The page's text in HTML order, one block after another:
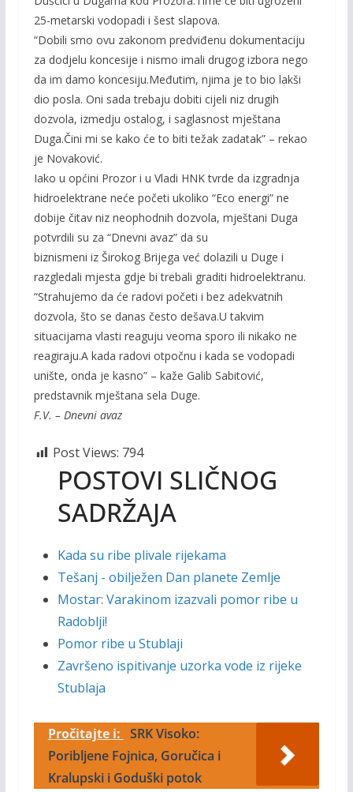
25-metarski vodopadi i šest slapova.
“Dobili smo ovu zakonom predviđenu dokumentaciju
za dodjelu koncesije i nismo imali drugog izbora nego
da im damo koncesiju.Međutim, njima je to bio lakši
dio posla. Oni sada trebaju dobiti cijeli niz drugih
dozvola, izmedju ostalog, i saglasnost mještana
Duga.Čini mi se kako će to biti težak zadatak” – rekao
je Novaković.
Iako u općini Prozor i u Vladi HNK tvrde da izgradnja
hidroelektrane neće početi ukoliko “Eco energi” ne
dobije čitav niz neophodnih dozvola, mještani Duga
potvrdili su za “Dnevni avaz” da su
biznismeni iz Širokog Brijega već dolazili u Duge i
razgledali mjesta gdje bi trebali graditi hidroelektranu.
“Strahujemo da će radovi početi i bez adekvatnih
dozvola, što se danas često dešava.U takvim
situacijama vlasti reaguju veoma sporo ili nikako ne
reagiraju.A kada radovi otpočnu i kada se vodopadi
unište, onda je kasno” – kaže Galib Sabitović,
predstavnik mještana sela Duge.
F.V. – Dnevni avaz
Post Views: 794
POSTOVI SLIČNOG
SADRŽAJA
Kada su ribe plivale rijekama
Tešanj - obilježen Dan planete Zemlje
Mostar: Varakinom izazvali pomor ribe u
Radoblji!
Pomor ribe u Stublaji
Završeno ispitivanje uzorka vode iz rijeke
Stublaja
Pročitajte i: SRK Visoko:
Poribljene Fojnica, Goručica i
Kralupski i Goduški potok